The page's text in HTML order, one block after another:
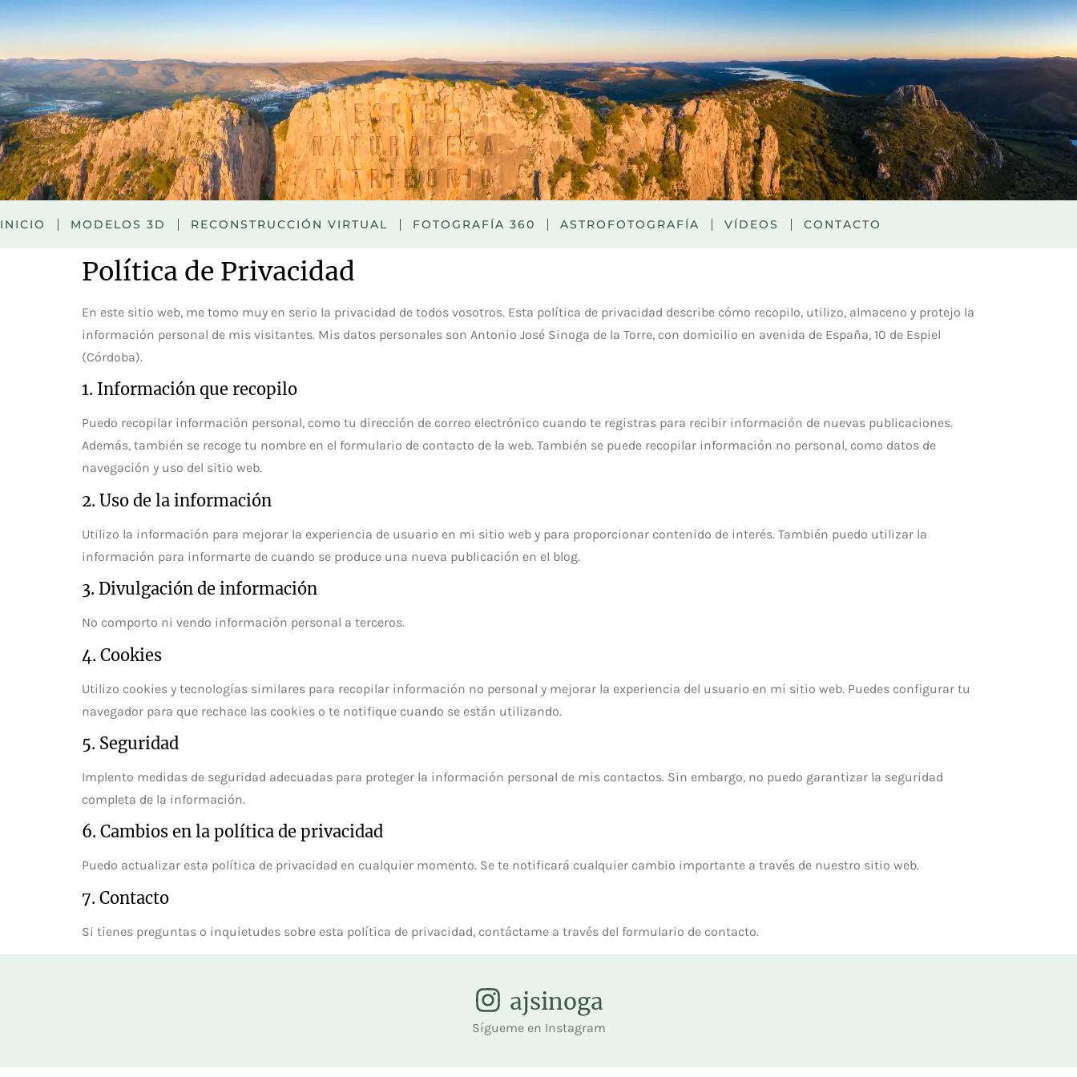
INICIO MODELOS 3D RECONSTRUCCIÓN VIRTUAL FOTOGRAFÍA 360 ASTROFOTOGRAFÍA VÍDEOS CONTACTO
Política de Privacidad
En este sitio web, me tomo muy en serio la privacidad de todos vosotros. Esta política de privacidad describe cómo recopilo, utilizo, almaceno y protejo la
información personal de mis visitantes. Mis datos personales son Antonio José Sinoga de la Torre, con domicilio en avenida de España, 10 de Espiel
(Córdoba).
1. Información que recopilo
Puedo recopilar información personal, como tu dirección de correo electrónico cuando te registras para recibir información de nuevas publicaciones.
Además, también se recoge tu nombre en el formulario de contacto de la web. También se puede recopilar información no personal, como datos de
navegación y uso del sitio web.
2. Uso de la información
Utilizo la información para mejorar la experiencia de usuario en mi sitio web y para proporcionar contenido de interés. También puedo utilizar la
información para informarte de cuando se produce una nueva publicación en el blog.
3. Divulgación de información
No comporto ni vendo información personal a terceros.
4. Cookies
Utilizo cookies y tecnologías similares para recopilar información no personal y mejorar la experiencia del usuario en mi sitio web. Puedes configurar tu
navegador para que rechace las cookies o te notifique cuando se están utilizando.
5. Seguridad
Implento medidas de seguridad adecuadas para proteger la información personal de mis contactos. Sin embargo, no puedo garantizar la seguridad
completa de la información.
6. Cambios en la política de privacidad
Puedo actualizar esta política de privacidad en cualquier momento. Se te notificará cualquier cambio importante a través de nuestro sitio web.
7. Contacto
Si tienes preguntas o inquietudes sobre esta política de privacidad, contáctame a través del formulario de contacto.
ajsinoga
Sígueme en Instagram